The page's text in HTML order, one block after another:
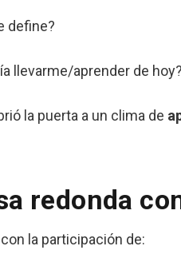
define?
llevarme/aprender de hoy?
la puerta a un clima de
redonda
la participación de: